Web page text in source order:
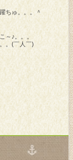
ちゅ。。。＾
～♪。。。
。(￣人￣)